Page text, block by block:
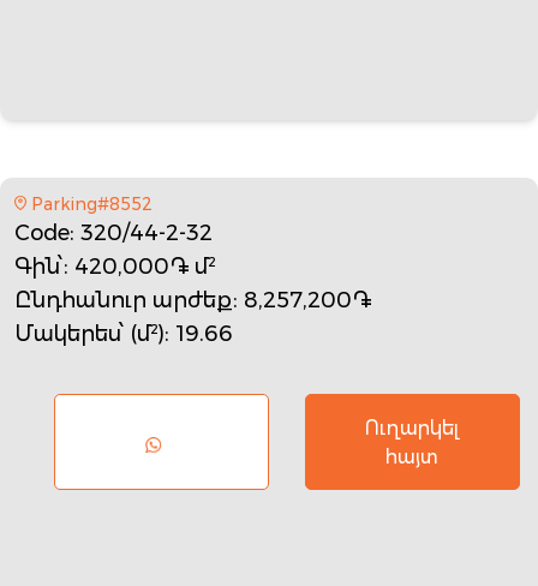
Parking#8552
Code: 320/44-2-32
Գին՝: 420,000֏ մ²
Ընդհանուր արժեք: 8,257,200֏
Մակերես՝ (մ²): 19.66
Ուղարկել
հայտ